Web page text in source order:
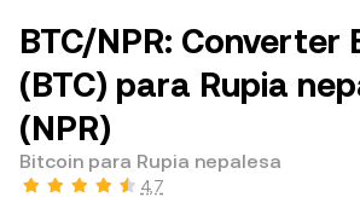
BTC/NPR: Converter
(BTC) para Rupia
(NPR)
Bitcoin para Rupia nepalesa
4,7